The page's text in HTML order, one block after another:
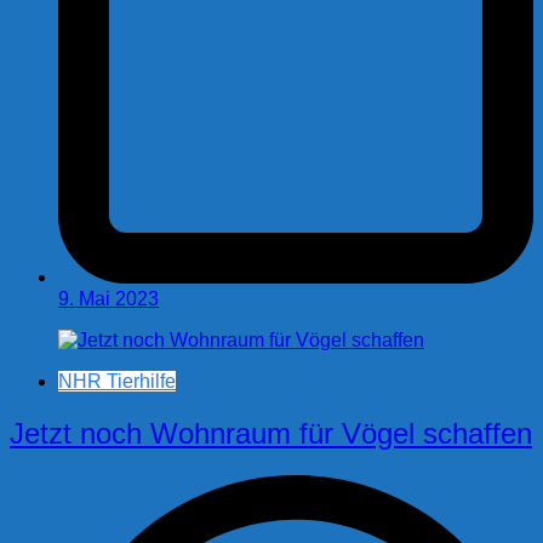
9. Mai 2023
NHR Tierhilfe
Jetzt noch Wohnraum für Vögel schaffen